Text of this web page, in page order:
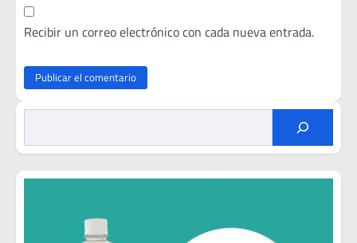
Recibir un correo electrónico con cada nueva entrada.